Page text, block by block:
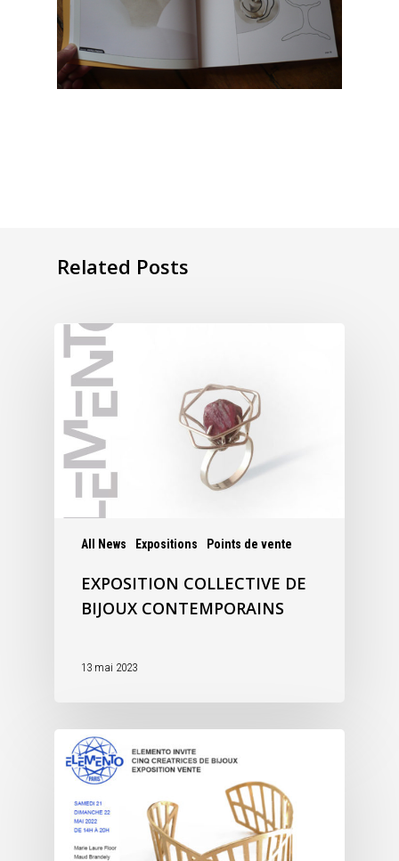
Related Posts
All News Expositions Points de vente
EXPOSITION COLLECTIVE DE
BIJOUX CONTEMPORAINS
13 mai 2023